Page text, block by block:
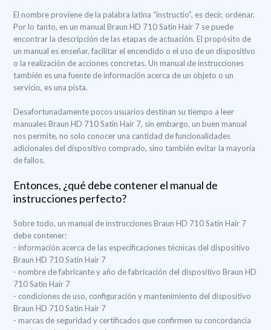
El nombre proviene de la palabra latina “instructio”, es decir, ordenar.
Por lo tanto, en un manual Braun HD 710 Satin Hair 7 se puede
encontrar la descripción de las etapas de actuación. El propósito de
un manual es enseñar, facilitar el encendido o el uso de un dispositivo
o la realización de acciones concretas. Un manual de instrucciones
también es una fuente de información acerca de un objeto o un
servicio, es una pista.
Desafortunadamente pocos usuarios destinan su tiempo a leer
manuales Braun HD 710 Satin Hair 7, sin embargo, un buen manual
nos permite, no solo conocer una cantidad de funcionalidades
adicionales del dispositivo comprado, sino también evitar la mayoría
de fallos.
Entonces, ¿qué debe contener el manual de
instrucciones perfecto?
Sobre todo, un manual de instrucciones Braun HD 710 Satin Hair 7
debe contener:
- información acerca de las especificaciones técnicas del dispositivo
Braun HD 710 Satin Hair 7
- nombre de fabricante y año de fabricación del dispositivo Braun HD
710 Satin Hair 7
- condiciones de uso, configuración y mantenimiento del dispositivo
Braun HD 710 Satin Hair 7
- marcas de seguridad y certificados que confirmen su concordancia